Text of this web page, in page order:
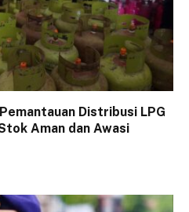
Distribusi LPG
Aman dan Awasi